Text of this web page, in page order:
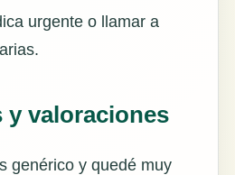
urgente o llamar a
y valoraciones
genérico y quedé muy